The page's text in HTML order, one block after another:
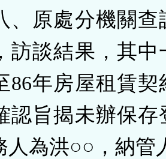
、原處分機關查
訪談結果，其中
86年房屋租賃契
認旨揭未辦保存
人為洪○○，納管